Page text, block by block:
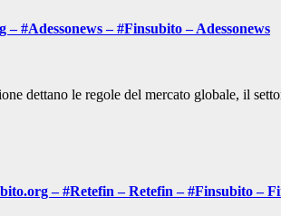
#Adessonews – #Finsubito – Adessonews
dettano le regole del mercato globale, il
– #Retefin – Retefin – #Finsubito –